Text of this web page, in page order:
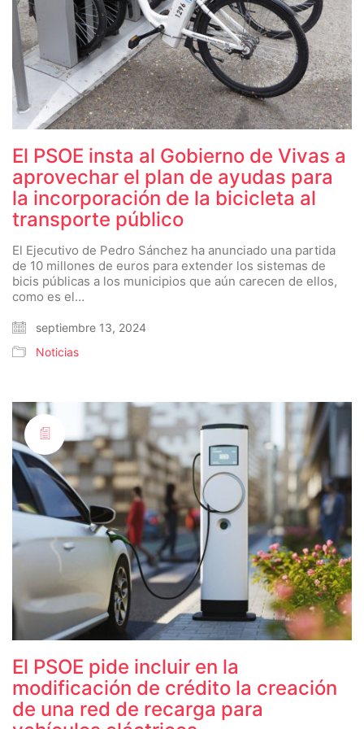
El PSOE insta al Gobierno de Vivas a
aprovechar el plan de ayudas para
la incorporación de la bicicleta al
transporte público
El Ejecutivo de Pedro Sánchez ha anunciado una partida
de 10 millones de euros para extender los sistemas de
bicis públicas a los municipios que aún carecen de ellos,
como es el…
septiembre 13, 2024
Noticias
El PSOE pide incluir en la
modificación de crédito la creación
de una red de recarga para